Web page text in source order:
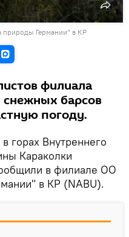
Германии" в КР
филиала
снежных барсов
погоду.
горах Внутреннего
Караколки
в филиале ОО
в КР (NABU).